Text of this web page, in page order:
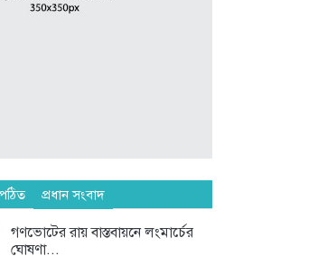
প্রধান সংবাদ
গণভোটের রায় বাস্তবায়নে লংমার্চের
ঘোষণা...